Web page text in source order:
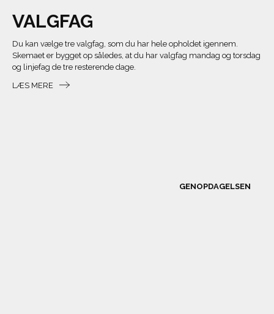
VALGFAG
Du kan vælge tre valgfag, som du har hele opholdet igennem.
Skemaet er bygget op således, at du har valgfag mandag og torsdag
og linjefag de tre resterende dage.
LÆS MERE
GENOPDAGELSEN